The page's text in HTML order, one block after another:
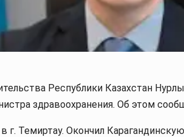
Республики Казахстан
здравоохранения. Об этом
г. Темиртау. Окончил